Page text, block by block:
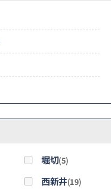
堀切(5)
西新井(19)